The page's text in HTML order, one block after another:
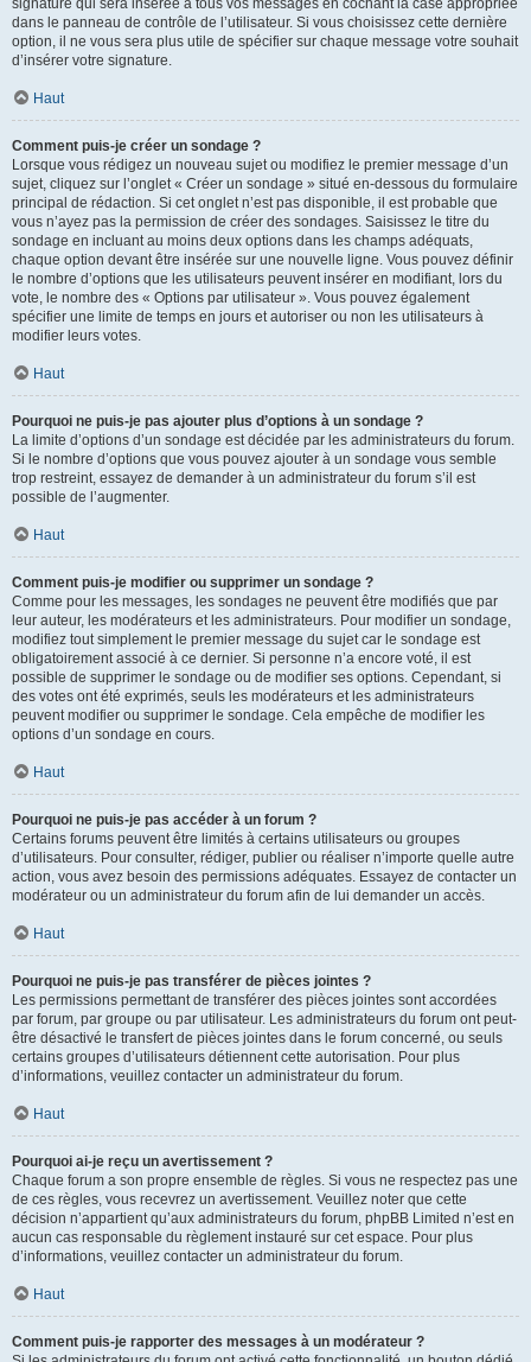
signature qui sera insérée à tous vos messages en cochant la case appropriée
dans le panneau de contrôle de l’utilisateur. Si vous choisissez cette dernière
option, il ne vous sera plus utile de spécifier sur chaque message votre souhait
d’insérer votre signature.
Haut
Comment puis-je créer un sondage ?
Lorsque vous rédigez un nouveau sujet ou modifiez le premier message d’un
sujet, cliquez sur l’onglet « Créer un sondage » situé en-dessous du formulaire
principal de rédaction. Si cet onglet n’est pas disponible, il est probable que
vous n’ayez pas la permission de créer des sondages. Saisissez le titre du
sondage en incluant au moins deux options dans les champs adéquats,
chaque option devant être insérée sur une nouvelle ligne. Vous pouvez définir
le nombre d’options que les utilisateurs peuvent insérer en modifiant, lors du
vote, le nombre des « Options par utilisateur ». Vous pouvez également
spécifier une limite de temps en jours et autoriser ou non les utilisateurs à
modifier leurs votes.
Haut
Pourquoi ne puis-je pas ajouter plus d’options à un sondage ?
La limite d’options d’un sondage est décidée par les administrateurs du forum.
Si le nombre d’options que vous pouvez ajouter à un sondage vous semble
trop restreint, essayez de demander à un administrateur du forum s’il est
possible de l’augmenter.
Haut
Comment puis-je modifier ou supprimer un sondage ?
Comme pour les messages, les sondages ne peuvent être modifiés que par
leur auteur, les modérateurs et les administrateurs. Pour modifier un sondage,
modifiez tout simplement le premier message du sujet car le sondage est
obligatoirement associé à ce dernier. Si personne n’a encore voté, il est
possible de supprimer le sondage ou de modifier ses options. Cependant, si
des votes ont été exprimés, seuls les modérateurs et les administrateurs
peuvent modifier ou supprimer le sondage. Cela empêche de modifier les
options d’un sondage en cours.
Haut
Pourquoi ne puis-je pas accéder à un forum ?
Certains forums peuvent être limités à certains utilisateurs ou groupes
d’utilisateurs. Pour consulter, rédiger, publier ou réaliser n’importe quelle autre
action, vous avez besoin des permissions adéquates. Essayez de contacter un
modérateur ou un administrateur du forum afin de lui demander un accès.
Haut
Pourquoi ne puis-je pas transférer de pièces jointes ?
Les permissions permettant de transférer des pièces jointes sont accordées
par forum, par groupe ou par utilisateur. Les administrateurs du forum ont peut-
être désactivé le transfert de pièces jointes dans le forum concerné, ou seuls
certains groupes d’utilisateurs détiennent cette autorisation. Pour plus
d’informations, veuillez contacter un administrateur du forum.
Haut
Pourquoi ai-je reçu un avertissement ?
Chaque forum a son propre ensemble de règles. Si vous ne respectez pas une
de ces règles, vous recevrez un avertissement. Veuillez noter que cette
décision n’appartient qu’aux administrateurs du forum, phpBB Limited n’est en
aucun cas responsable du règlement instauré sur cet espace. Pour plus
d’informations, veuillez contacter un administrateur du forum.
Haut
Comment puis-je rapporter des messages à un modérateur ?